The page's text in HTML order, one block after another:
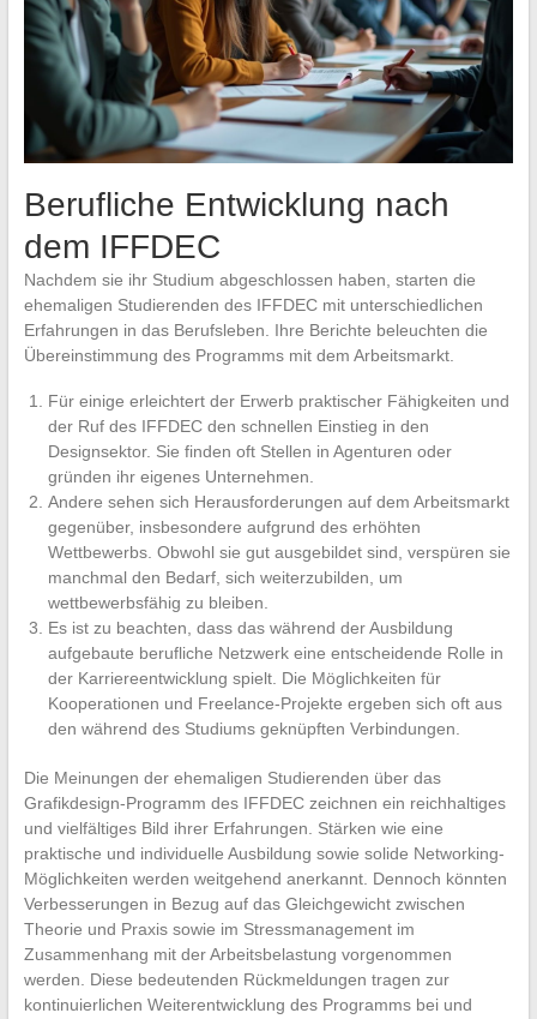
Berufliche Entwicklung nach
dem IFFDEC
Nachdem sie ihr Studium abgeschlossen haben, starten die
ehemaligen Studierenden des IFFDEC mit unterschiedlichen
Erfahrungen in das Berufsleben. Ihre Berichte beleuchten die
Übereinstimmung des Programms mit dem Arbeitsmarkt.
Für einige erleichtert der Erwerb praktischer Fähigkeiten und
der Ruf des IFFDEC den schnellen Einstieg in den
Designsektor. Sie finden oft Stellen in Agenturen oder
gründen ihr eigenes Unternehmen.
Andere sehen sich Herausforderungen auf dem Arbeitsmarkt
gegenüber, insbesondere aufgrund des erhöhten
Wettbewerbs. Obwohl sie gut ausgebildet sind, verspüren sie
manchmal den Bedarf, sich weiterzubilden, um
wettbewerbsfähig zu bleiben.
Es ist zu beachten, dass das während der Ausbildung
aufgebaute berufliche Netzwerk eine entscheidende Rolle in
der Karriereentwicklung spielt. Die Möglichkeiten für
Kooperationen und Freelance-Projekte ergeben sich oft aus
den während des Studiums geknüpften Verbindungen.
Die Meinungen der ehemaligen Studierenden über das
Grafikdesign-Programm des IFFDEC zeichnen ein reichhaltiges
und vielfältiges Bild ihrer Erfahrungen. Stärken wie eine
praktische und individuelle Ausbildung sowie solide Networking-
Möglichkeiten werden weitgehend anerkannt. Dennoch könnten
Verbesserungen in Bezug auf das Gleichgewicht zwischen
Theorie und Praxis sowie im Stressmanagement im
Zusammenhang mit der Arbeitsbelastung vorgenommen
werden. Diese bedeutenden Rückmeldungen tragen zur
kontinuierlichen Weiterentwicklung des Programms bei und